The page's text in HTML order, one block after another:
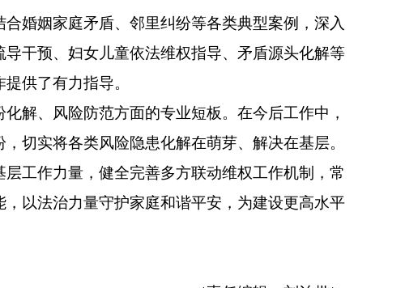
婚姻家庭矛盾、邻里纠纷等各类典型案例，深入
干预、妇女儿童依法维权指导、矛盾源头化解等
供了有力指导。
、风险防范方面的专业短板。在今后工作中，
切实将各类风险隐患化解在萌芽、解决在基层。
工作力量，健全完善多方联动维权工作机制，常
以法治力量守护家庭和谐平安，为建设更高水平